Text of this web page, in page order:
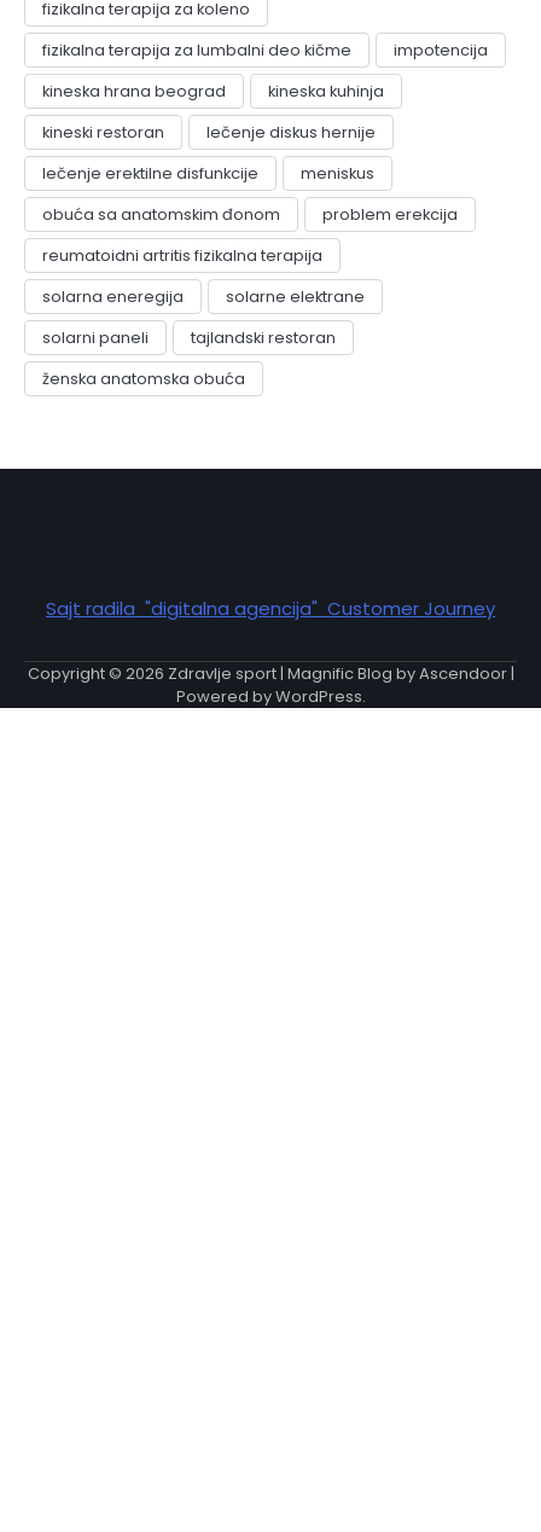
fizikalna terapija za koleno
fizikalna terapija za lumbalni deo kičme
impotencija
kineska hrana beograd
kineska kuhinja
kineski restoran
lečenje diskus hernije
lečenje erektilne disfunkcije
meniskus
obuća sa anatomskim đonom
problem erekcija
reumatoidni artritis fizikalna terapija
solarna eneregija
solarne elektrane
solarni paneli
tajlandski restoran
ženska anatomska obuća
Sajt radila "digitalna agencija" Customer Journey
Copyright © 2026 Zdravlje sport| Magnific Blog byAscendoor|
Powered byWordPress.